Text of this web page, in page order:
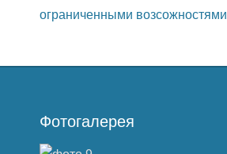
ограниченными возсожностями
Фотогалерея